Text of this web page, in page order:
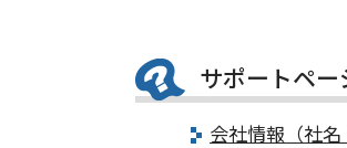
サポートペ
会社情報（社名